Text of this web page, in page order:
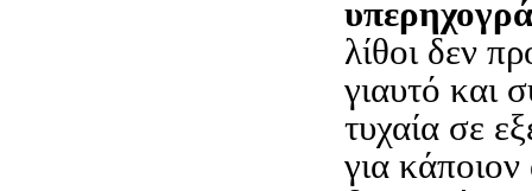
λίθοι δεν
γιαυτό και
τυχαία σε
για